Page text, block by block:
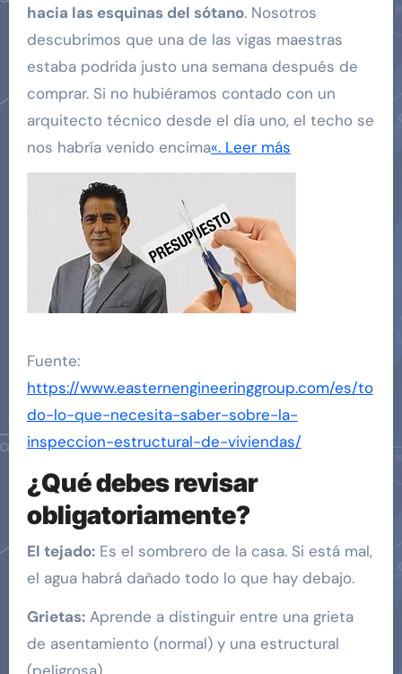
hacia las esquinas del sótano. Nosotros
descubrimos que una de las vigas maestras
estaba podrida justo una semana después de
comprar. Si no hubiéramos contado con un
arquitecto técnico desde el día uno, el techo se
nos habría venido encima«. Leer más
Fuente:
https://www.easternengineeringgroup.com/es/to
do-lo-que-necesita-saber-sobre-la-
inspeccion-estructural-de-viviendas/
¿Qué debes revisar
obligatoriamente?
El tejado:Es el sombrero de la casa. Si está mal,
el agua habrá dañado todo lo que hay debajo.
Grietas:Aprende a distinguir entre una grieta
de asentamiento (normal) y una estructural